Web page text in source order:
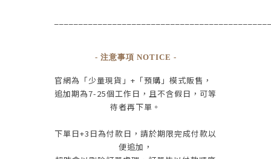
- 注意事項 NOTICE -
官網為 「少量現貨」+ 「預購」模式販售，
追加期為7-25個工作日 ，且不含假日 ， 可等
待者再下單 。
下單日+3 日為付款日，請於期限完成付款以
便追加，